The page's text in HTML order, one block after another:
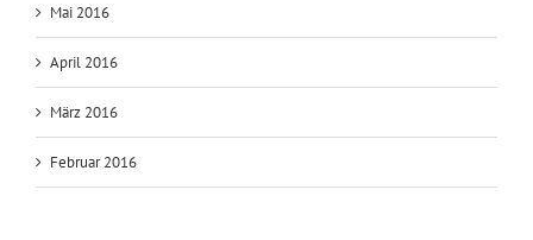
Mai 2016
April 2016
März 2016
Februar 2016